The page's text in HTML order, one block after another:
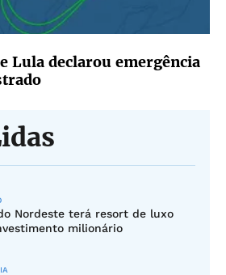
Lula declarou emergência
Nordeste terá resort de luxo
milionário